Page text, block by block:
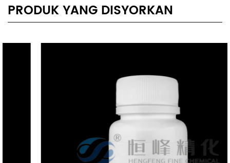
PRODUK YANG DISYORKAN